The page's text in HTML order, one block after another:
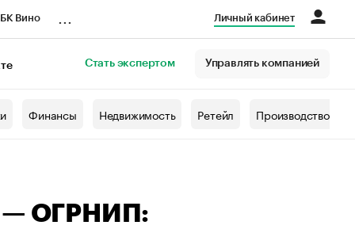
Вино Личный кабинет
Стать экспертом Управлять компанией
Финансы Недвижимость Ретейл Производство
— ОГРНИП: